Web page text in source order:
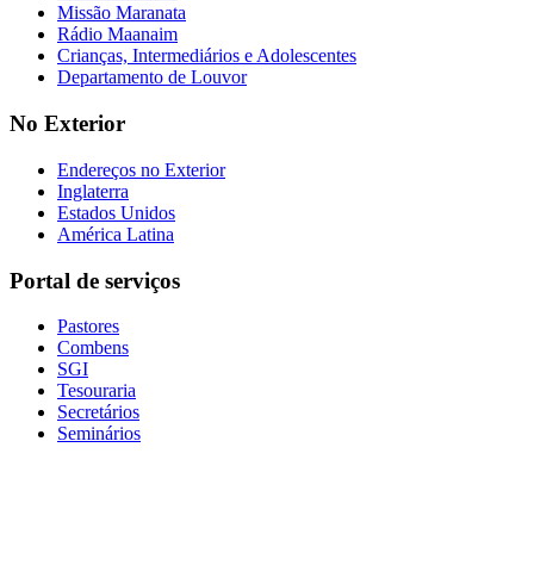
Missão Maranata
Rádio Maanaim
Crianças, Intermediários e Adolescentes
Departamento de Louvor
No Exterior
Endereços no Exterior
Inglaterra
Estados Unidos
América Latina
Portal de serviços
Pastores
Combens
SGI
Tesouraria
Secretários
Seminários